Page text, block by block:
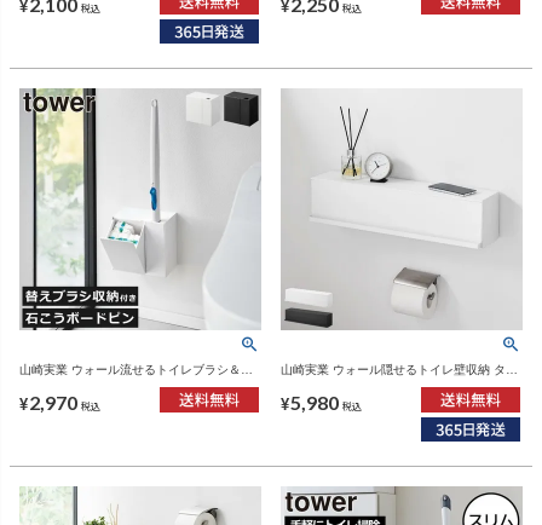
¥ 税込 ¥ 税込
山崎実業 ウォール流せるトイレブラシ＆替
えブラシホルダー タワー 石こうボード壁対
応 tower | トイレ雑貨・タワーシリーズ
¥2,970 税込
山崎実業 ウォール隠せるトイレ壁収納 タワ
ー 石こうボード壁対応 tower | トイレ雑貨・
タワーシリーズ
¥5,980 税込